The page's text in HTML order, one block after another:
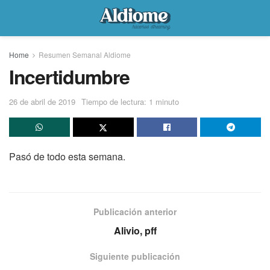
Home Resumen Semanal Aldiome
Incertidumbre
26 de abril de 2019 Tiempo de lectura: 1 minuto
Pasó de todo esta semana.
Publicación anterior
Alivio, pff
Siguiente publicación